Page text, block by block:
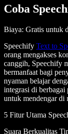
Coba
Biaya: Gratis untuk
Speechify Text to
orang mengakses
canggih, Speechify
bermanfaat bagi
nyaman belajar
integrasi di
untuk mendengar di
5 Fitur Utama
Suara Berkualitas